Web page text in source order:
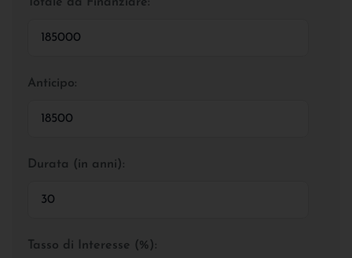
Anticipo:
Durata (in anni):
Tasso di Interesse (%):